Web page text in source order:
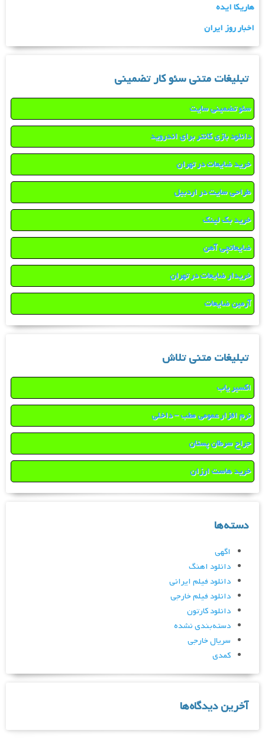
هاریکا ایده
اخبار روز ایران
تبلیغات متنی سئو کار تضمینی
سئو تضمینی سایت
دانلود بازی کانتر برای اندروید
خرید ضایعات در تهران
طراحی سایت در اردبیل
خرید بک لینک
ضایعاتچی آهن
خریدار ضایعات در تهران
آرمین ضایعات
تبلیغات متنی تلاش
اکسیر یاب
نرم افزار عمومی مطب – داخلی
جراح سرطان پستان
خرید هاست ارزان
دسته‌ها
اگهی
دانلود اهنگ
دانلود فیلم ایرانی
دانلود فیلم خارجی
دانلود کارتون
دسته‌بندی نشده
سریال خارجی
کمدی
آخرین دیدگاه‌ها